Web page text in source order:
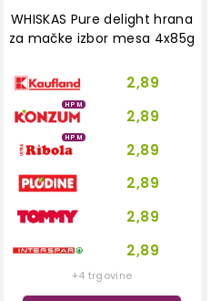
WHISKAS Pure delight hrana
za mačke izbor mesa 4x85g
2,89
HPM
2,89
HPM
2,89
2,89
2,89
2,89
+4 trgovine